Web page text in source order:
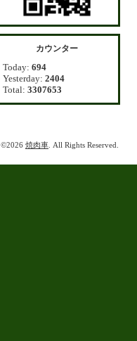
カウンター
Today: 694
Yesterday: 2404
Total: 3307653
©2026 焼肉車 . All Rights Reserved.